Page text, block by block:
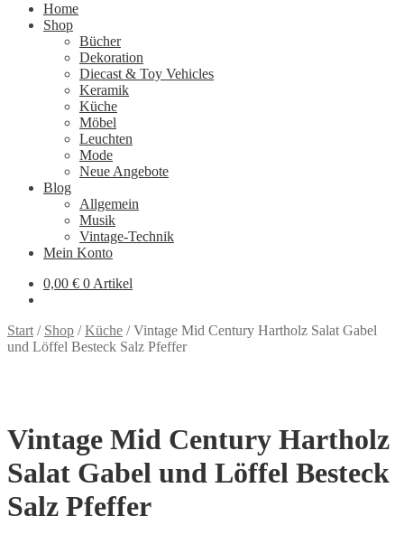
Home
Shop
Bücher
Dekoration
Diecast & Toy Vehicles
Keramik
Küche
Möbel
Leuchten
Mode
Neue Angebote
Blog
Allgemein
Musik
Vintage-Technik
Mein Konto
0,00 € 0 Artikel
Start / Shop /Küche /Vintage Mid Century Hartholz Salat Gabel
und Löffel Besteck Salz Pfeffer
Vintage Mid Century Hartholz
Salat Gabel und Löffel Besteck
Salz Pfeffer